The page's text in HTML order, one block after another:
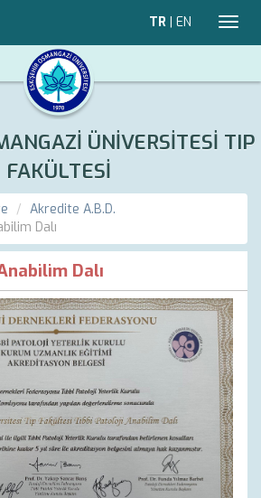
TR | EN
ÜNİVERSİTESİ TIP
FAKÜLTESİ
Akredite A.B.D.
Dalı
Dalı